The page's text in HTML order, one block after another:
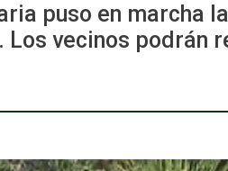
puso en marcha
vecinos podrán